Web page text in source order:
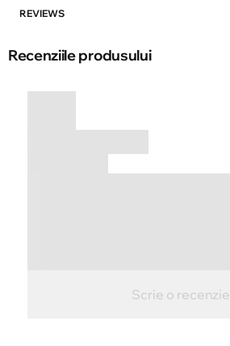
REVIEWS
Recenziile produsului
Scrie o recenzie